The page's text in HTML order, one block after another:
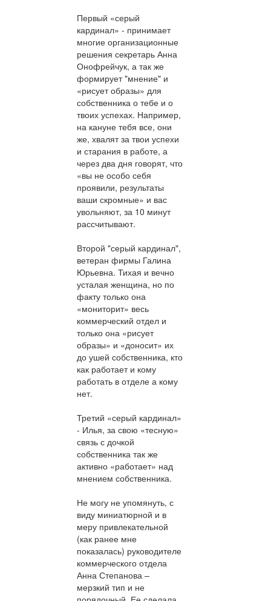
Первый «серый
кардинал» - принимает
многие организационные
решения секретарь Анна
Онофрейчук, а так же
формирует "мнение" и
«рисует образы» для
собственника о тебе и о
твоих успехах. Например,
на кануне тебя все, они
же, хвалят за твои успехи
и старания в работе, а
через два дня говорят, что
«вы не особо себя
проявили, результаты
ваши скромные» и вас
увольняют, за 10 минут
рассчитывают.
Второй "серый кардинал",
ветеран фирмы Галина
Юрьевна. Тихая и вечно
усталая женщина, но по
факту только она
«мониторит» весь
коммерческий отдел и
только она «рисует
образы» и «доносит» их
до ушей собственника, кто
как работает и кому
работать в отделе а кому
нет.
Третий «серый кардинал»
- Илья, за свою «тесную»
связь с дочкой
собственника так же
активно «работает» над
мнением собственника.
Не могу не упомянуть, с
виду миниатюрной и в
меру привлекательной
(как ранее мне
показалась) руководителе
коммерческого отдела
Анна Степанова –
мерзкий тип и не